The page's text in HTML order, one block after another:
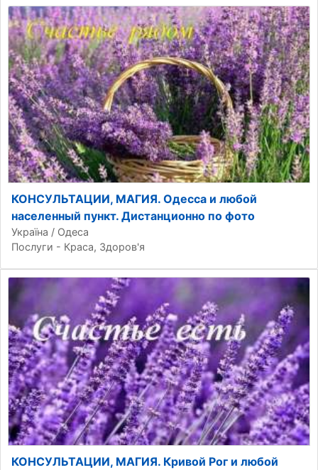
КОНСУЛЬТАЦИИ, МАГИЯ. Одесса и любой
населенный пункт. Дистанционно по фото
Україна / Одеса
Послуги - Краса, Здоров'я
КОНСУЛЬТАЦИИ, МАГИЯ. Кривой Рог и любой